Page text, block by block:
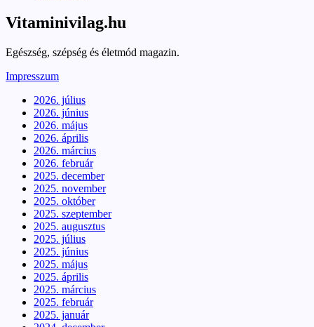
Vitaminivilag.hu
Egészség, szépség és életmód magazin.
Impresszum
2026. július
2026. június
2026. május
2026. április
2026. március
2026. február
2025. december
2025. november
2025. október
2025. szeptember
2025. augusztus
2025. július
2025. június
2025. május
2025. április
2025. március
2025. február
2025. január